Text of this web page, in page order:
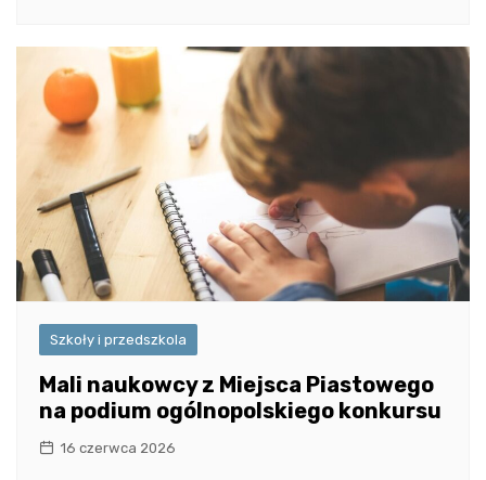
Szkoły i przedszkola
Mali naukowcy z Miejsca Piastowego
na podium ogólnopolskiego konkursu
16 czerwca 2026